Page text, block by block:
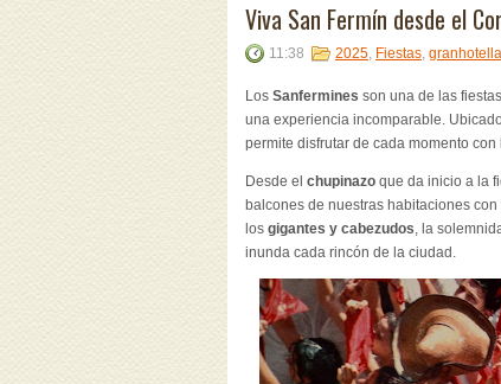
Viva San Fermín desde el
11:38 2025, Fiestas,
Los Sanfermines son una de las
una experiencia incomparable.
permite disfrutar de cada momento
Desde el chupinazo que da inicio a la
balcones de nuestras habitaciones con
los gigantes y cabezudos, la
inunda cada rincón de la ciudad.